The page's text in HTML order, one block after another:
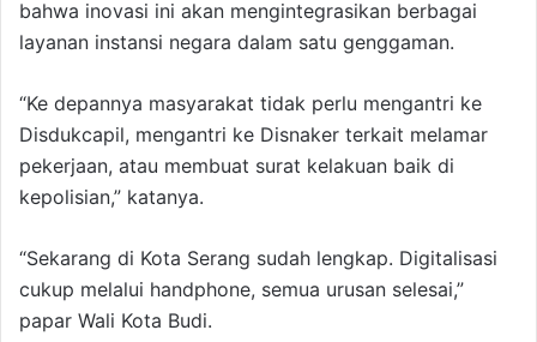
bahwa inovasi ini akan mengintegrasikan berbagai
layanan instansi negara dalam satu genggaman.
“Ke depannya masyarakat tidak perlu mengantri ke
Disdukcapil, mengantri ke Disnaker terkait melamar
pekerjaan, atau membuat surat kelakuan baik di
kepolisian,” katanya.
“Sekarang di Kota Serang sudah lengkap. Digitalisasi
cukup melalui handphone, semua urusan selesai,”
papar Wali Kota Budi.